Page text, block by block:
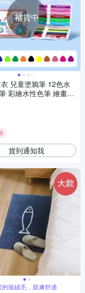
補貨中
兒童塗鴉筆 12色水
彩繪水性色筆 繪畫筆
貨到通知我
的簇絨毛，親膚舒適